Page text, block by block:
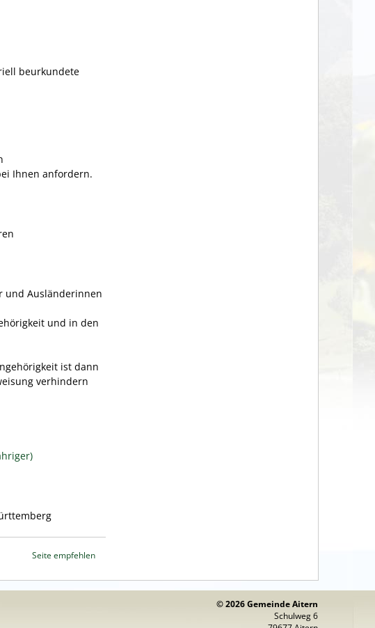
beurkundete
Ihnen anfordern.
und Ausländerinnen
und in den
ist dann
verhindern
Seite empfehlen
© 2026 Gemeinde Aitern
Schulweg 6